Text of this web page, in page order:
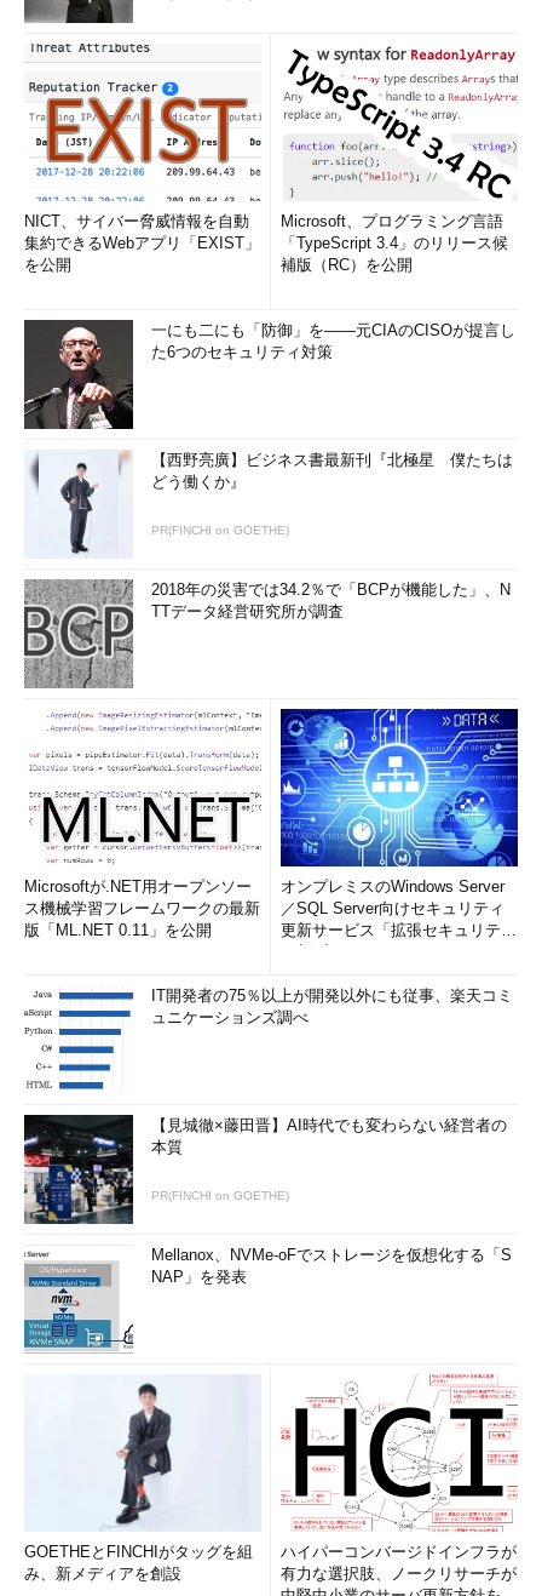
NICT、サイバー脅威情報を自動
集約できるWebアプリ「EXIST」
を公開
Microsoft、プログラミング言語
「TypeScript 3.4」のリリース候
補版（RC）を公開
一にも二にも「防御」を――元CIAのCISOが提言し
た6つのセキュリティ対策
【西野亮廣】ビジネス書最新刊『北極星 僕たちは
どう働くか』
PR(FINCHI on GOETHE)
2018年の災害では34.2％で「BCPが機能した」、N
TTデータ経営研究所が調査
Microsoftが.NET用オープンソー
ス機械学習フレームワークの最新
版「ML.NET 0.11」を公開
オンプレミスのWindows Server
／SQL Server向けセキュリティ
更新サービス「拡張セキュリティ
IT開発者の75％以上が開発以外にも従事、楽天コミ
ュニケーションズ調べ
【見城徹×藤田晋】AI時代でも変わらない経営者の
本質
PR(FINCHI on GOETHE)
Mellanox、NVMe-oFでストレージを仮想化する「S
NAP」を発表
GOETHEとFINCHIがタッグを組
み、新メディアを創設
ハイパーコンバージドインフラが
有力な選択肢、ノークリサーチが